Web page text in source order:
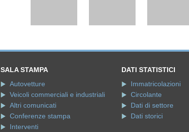
SALA STAMPA
Autovetture
Veicoli commerciali e industriali
Altri comunicati
Conferenze stampa
Interventi
DATI STATISTICI
Immatricolazioni
Circolante
Dati di settore
Dati storici